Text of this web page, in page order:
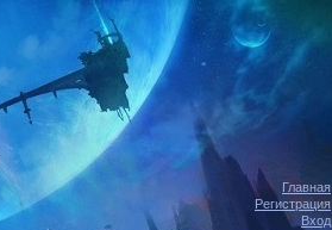
Главная
Регистрация
Вход